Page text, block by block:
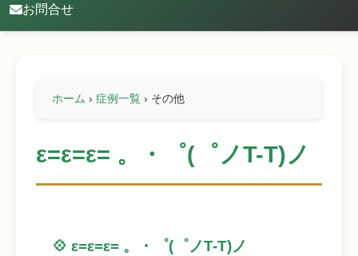
お問合せ
ホーム › 症例一覧 › その他
ε=ε=ε= 。・゜(゜ノT-T)ノ
💠 ε=ε=ε= 。・゜(゜ノT-T)ノ